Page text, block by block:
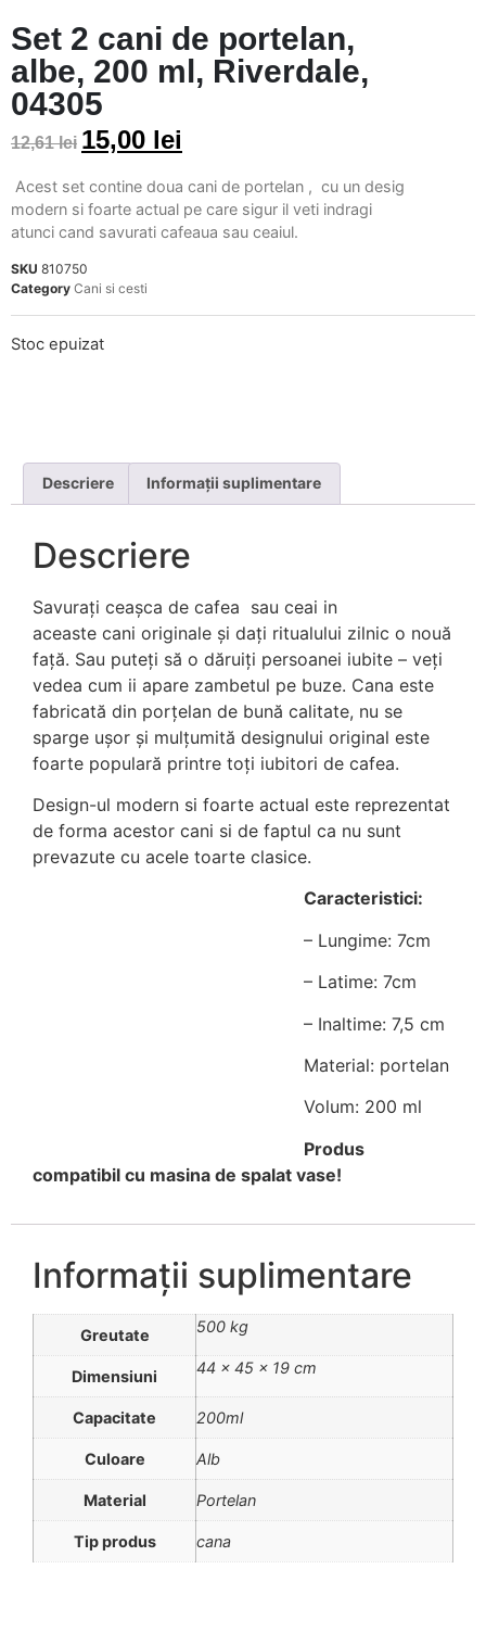
Set 2 cani de portelan,
albe, 200 ml, Riverdale,
04305
12,61lei 15,00 lei
Acest set contine doua cani de portelan , cu un desig
modern si foarte actual pe care sigur il veti indragi
atunci cand savurati cafeaua sau ceaiul.
SKU 810750
Category Cani si cesti
Stoc epuizat
Descriere Informații suplimentare
Descriere
Savurați ceașca de cafea sau ceai in
aceaste cani originale și dați ritualului zilnic o nouă
față. Sau puteți să o dăruiți persoanei iubite – veți
vedea cum ii apare zambetul pe buze. Cana este
fabricată din porțelan de bună calitate, nu se
sparge ușor și mulțumită designului original este
foarte populară printre toți iubitori de cafea.
Design-ul modern si foarte actual este reprezentat
de forma acestor cani si de faptul ca nu sunt
prevazute cu acele toarte clasice.
Caracteristici:
– Lungime: 7cm
– Latime: 7cm
– Inaltime: 7,5 cm
Material: portelan
Volum: 200 ml
Produs
compatibil cu masina de spalat vase!
Informații suplimentare
Greutate 500 kg
Dimensiuni 44 × 45 × 19 cm
Capacitate 200ml
Culoare Alb
Material Portelan
Tip produs cana